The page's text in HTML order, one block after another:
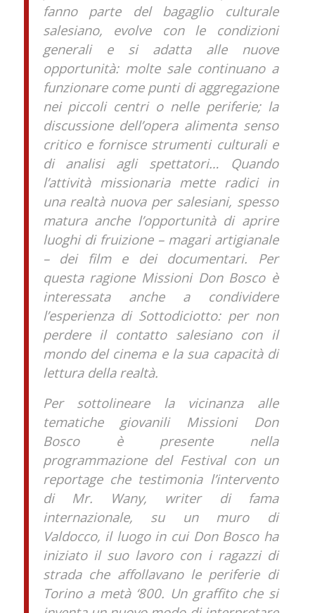
fanno parte del bagaglio culturale
salesiano, evolve con le condizioni
generali e si adatta alle nuove
opportunità: molte sale continuano a
funzionare come punti di aggregazione
nei piccoli centri o nelle periferie; la
discussione dell’opera alimenta senso
critico e fornisce strumenti culturali e
di analisi agli spettatori… Quando
l’attività missionaria mette radici in
una realtà nuova per salesiani, spesso
matura anche l’opportunità di aprire
luoghi di fruizione – magari artigianale
– dei film e dei documentari. Per
questa ragione Missioni Don Bosco è
interessata anche a condividere
l’esperienza di Sottodiciotto: per non
perdere il contatto salesiano con il
mondo del cinema e la sua capacità di
lettura della realtà.
Per sottolineare la vicinanza alle
tematiche giovanili Missioni Don
Bosco è presente nella
programmazione del Festival con un
reportage che testimonia l’intervento
di Mr. Wany, writer di fama
internazionale, su un muro di
Valdocco, il luogo in cui Don Bosco ha
iniziato il suo lavoro con i ragazzi di
strada che affollavano le periferie di
Torino a metà ‘800. Un graffito che si